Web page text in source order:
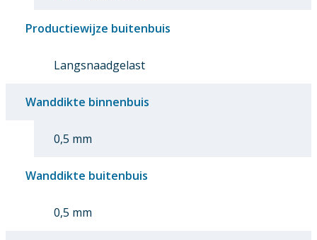
Productiewijze buitenbuis
Langsnaadgelast
Wanddikte binnenbuis
0,5 mm
Wanddikte buitenbuis
0,5 mm